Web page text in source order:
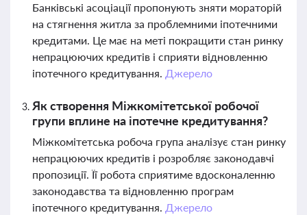
Банківські асоціації пропонують зняти мораторій
на стягнення житла за проблемними іпотечними
кредитами. Це має на меті покращити стан ринку
непрацюючих кредитів і сприяти відновленню
іпотечного кредитування. Джерело
Як створення Міжкомітетської робочої
групи вплине на іпотечне кредитування?
Міжкомітетська робоча група аналізує стан ринку
непрацюючих кредитів і розробляє законодавчі
пропозиції. Її робота сприятиме вдосконаленню
законодавства та відновленню програм
іпотечного кредитування. Джерело